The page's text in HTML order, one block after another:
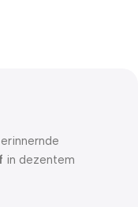
in dezentem